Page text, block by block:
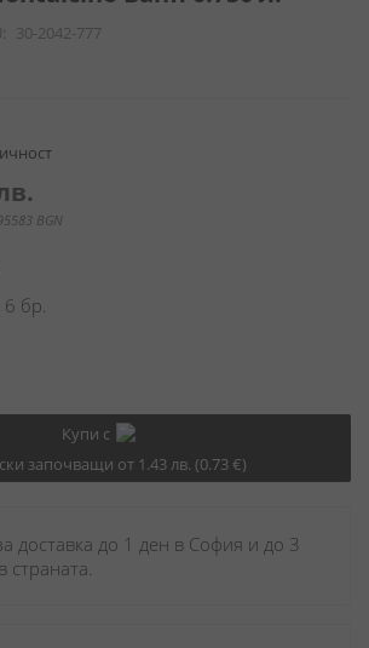
30-2042-777
BGN
бр.
Купи с
започващи от 1.43 лв. (0.73 €)
доставка до 1 ден в София и до 3
страната.